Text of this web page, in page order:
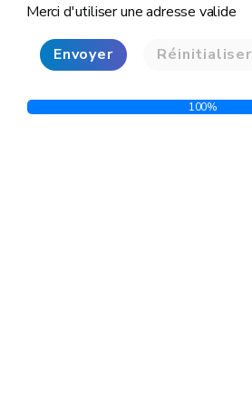
Merci d'utiliser une adresse valide
Envoyer Réinitialiser
100%